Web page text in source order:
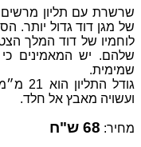
שרשרת עם תליון מרשים
של מגן דוד גדול יותר.
לוחמיו של דוד המלך
שלהם. יש המאמינים
שמימית.
ועשויה מאבץ אל חלד.
מחיר: 68 ש"ח